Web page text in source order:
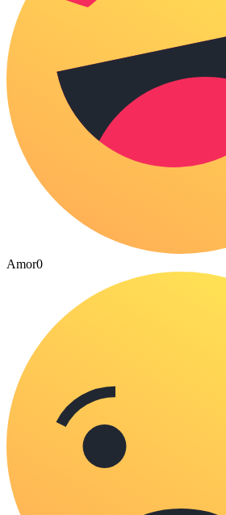
Amor0